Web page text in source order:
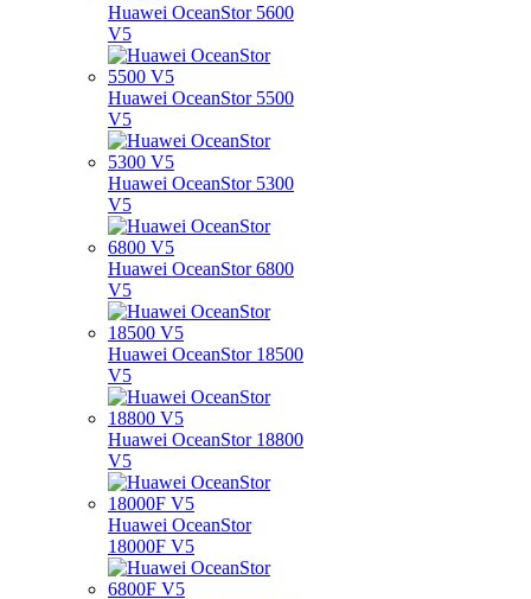
Huawei OceanStor 5600
V5
Huawei OceanStor 5500
V5
Huawei OceanStor 5300
V5
Huawei OceanStor 6800
V5
Huawei OceanStor 18500
V5
Huawei OceanStor 18800
V5
Huawei OceanStor
18000F V5